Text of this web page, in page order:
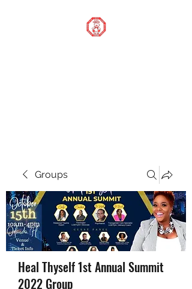
Groups
Heal Thyself 1st Annual Summit
2022 Group